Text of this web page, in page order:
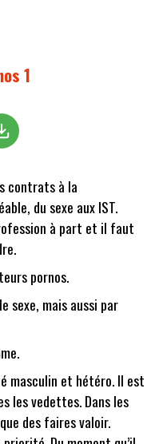
1
contrats à la
du sexe aux IST.
à part et il faut
pornos.
sexe, mais aussi par
masculin et hétéro. Il est
les vedettes. Dans les
des faires valoir.